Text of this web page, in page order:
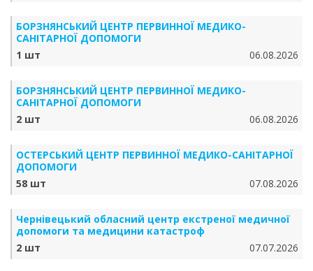
БОРЗНЯНСЬКИЙ ЦЕНТР ПЕРВИННОЇ МЕДИКО-
САНІТАРНОЇ ДОПОМОГИ
1 шт
06.08.2026
БОРЗНЯНСЬКИЙ ЦЕНТР ПЕРВИННОЇ МЕДИКО-
САНІТАРНОЇ ДОПОМОГИ
2 шт
06.08.2026
ОСТЕРСЬКИЙ ЦЕНТР ПЕРВИННОЇ МЕДИКО-САНІТАРНОЇ
ДОПОМОГИ
58 шт
07.08.2026
Чернівецький обласний центр екстреної медичної
допомоги та медицини катастроф
2 шт
07.07.2026